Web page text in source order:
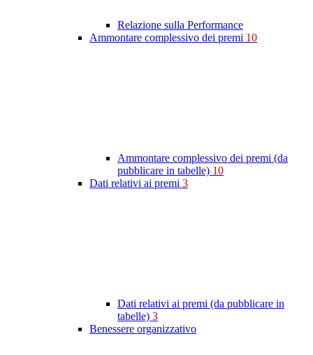
Relazione sulla Performance
Ammontare complessivo dei premi 10
Ammontare complessivo dei premi (da
pubblicare in tabelle) 10
Dati relativi ai premi 3
Dati relativi ai premi (da pubblicare in
tabelle) 3
Benessere organizzativo